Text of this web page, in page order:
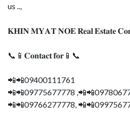
us ..,
𝐊𝐇𝐈𝐍 𝐌𝐘𝐀𝐓 𝐍𝐎𝐄 𝐑𝐞𝐚𝐥 𝐄𝐬𝐭𝐚𝐭𝐞
📞📱𝐂𝐨𝐧𝐭𝐚𝐜𝐭 𝐟𝐨𝐫📱📞
📲📲09400111761
📲📲09775677778
📲📲09766277778,